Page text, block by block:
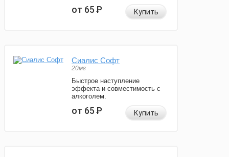
от 65Р Купить
Сиалис Софт
20мг
Быстрое наступление
эффекта и совместимость с
алкоголем.
от 65Р Купить